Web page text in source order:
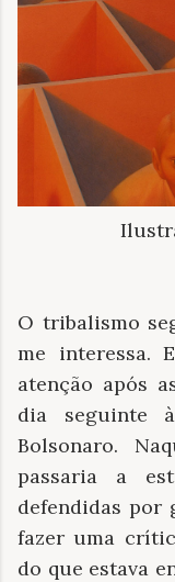
O tribalismo
me interessa.
atenção após
dia seguinte
Bolsonaro.
passaria a
defendidas por
fazer uma
do que estava